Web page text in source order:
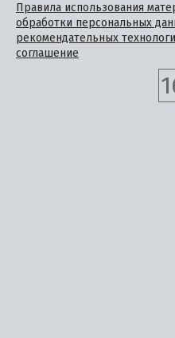
Правила использования
обработки персональных
рекомендательных
соглашение